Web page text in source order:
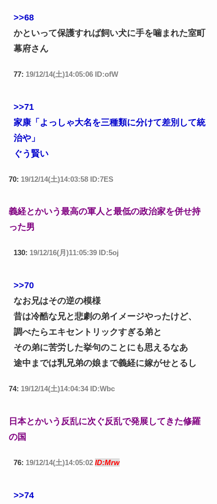
>>68
かといって保護すれば飼い犬に手を噛まれた室町
幕府さん
77: 19/12/14(土)14:05:06 ID:ofW
>>71
家康「よっしゃ大名を三種類に分けて差別して統
治や」
ぐう賢い
70: 19/12/14(土)14:03:58 ID:7ES
義経とかいう最高の軍人と最低の政治家を併せ持
った男
130: 19/12/16(月)11:05:39 ID:5oj
>>70
なお兄はその逆の模様
昔は冷酷な兄と悲劇の弟イメージやったけど、
調べたらエキセントリックすぎる弟と
その弟に苦労した挙句のことにも思えるなあ
途中までは乳兄弟の娘まで義経に嫁がせとるし
74: 19/12/14(土)14:04:34 ID:Wbc
日本とかいう反乱に次ぐ反乱で発展してきた修羅
の国
76: 19/12/14(土)14:05:02 ID:Mrw
>>74